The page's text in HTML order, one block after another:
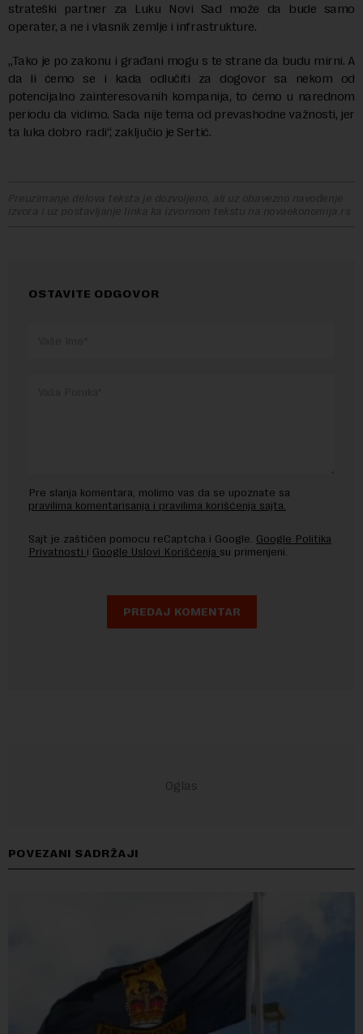
strateški partner za Luku Novi Sad može da bude samo
operater, a ne i vlasnik zemlje i infrastrukture.
„Tako je po zakonu i građani mogu s te strane da budu mirni. A
da li ćemo se i kada odlučiti za dogovor sa nekom od
potencijalno zainteresovanih kompanija, to ćemo u narednom
periodu da vidimo. Sada nije tema od prevashodne važnosti, jer
ta luka dobro radi“, zaključio je Sertić.
Preuzimanje delova teksta je dozvoljeno, ali uz obavezno navođenje
izvora i uz postavljanje linka ka izvornom tekstu na novaekonomija.rs
OSTAVITE ODGOVOR
Pre slanja komentara, molimo vas da se upoznate sa
pravilima komentarisanja i pravilima korišćenja sajta.
Sajt je zaštićen pomocu reCaptcha i Google. Google Politika
Privatnosti i Google Uslovi Korišćenja su primenjeni.
POVEZANI SADRŽAJI